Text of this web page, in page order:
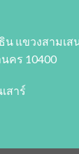
น แขวงสามเส
คร 10400
สาร์